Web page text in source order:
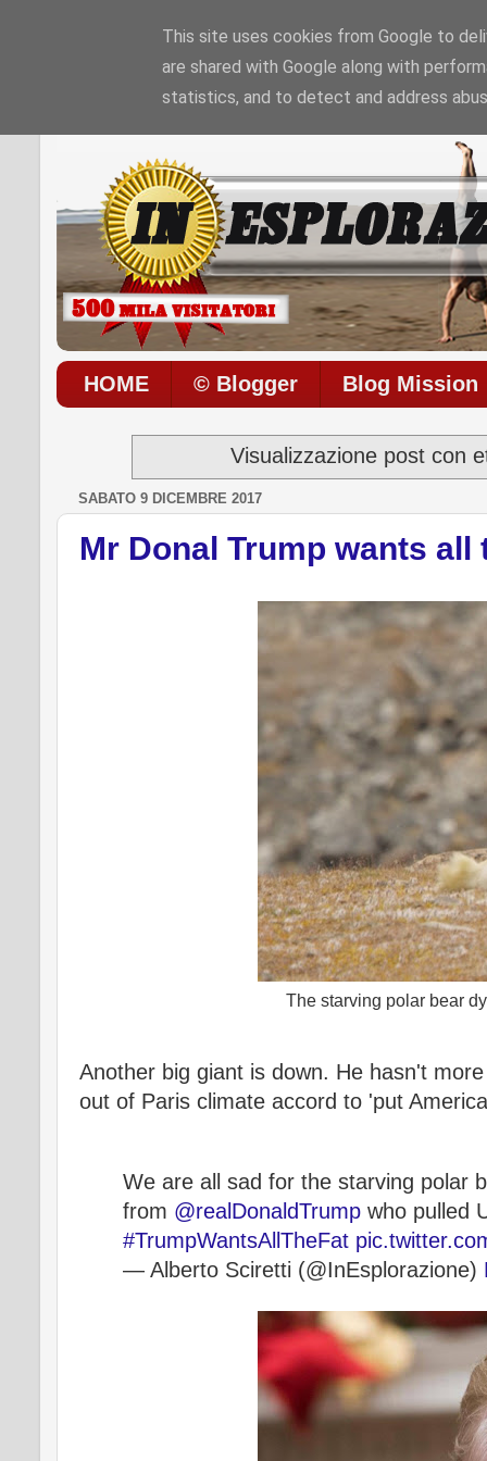
10:10:23 PM diVenerdì 07 / 08 /
HOME © Blogger Blog Mission
Visualizzazione post con
SABATO 9 DICEMBRE 2017
Mr Donal Trump wants
The starving polar bear
Another big giant is down. He hasn't
out of Paris climate accord to 'put
We are all sad for the starving polar
from @realDonaldTrump who pulled
#TrumpWantsAllTheFat
— Alberto Sciretti (@InEsplorazione)
This site uses cookies from Google to
are shared with Google along with
statistics, and to detect and address